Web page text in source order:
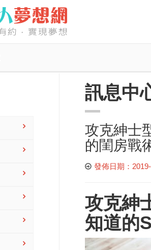
訊息中
攻克紳士
的閨房戰
發佈日期：
攻克紳
知道的